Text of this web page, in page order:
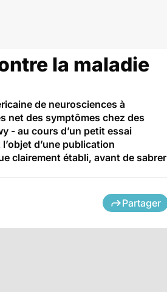
la maladie
de neurosciences à
net des symptômes chez des
- au cours d’un petit essai
d’une publication
clairement établi, avant de sabrer
Partager